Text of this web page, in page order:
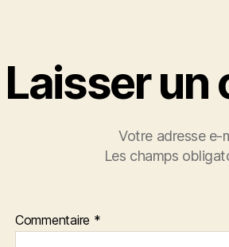
Laisser un
Votre adresse e-
Les champs
Commentaire *